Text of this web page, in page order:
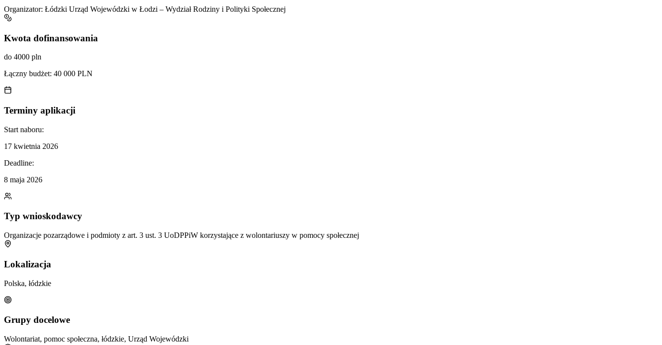
Organizator: Łódzki Urząd Wojewódzki w Łodzi – Wydział Rodziny i Polityki Społecznej
Kwota dofinansowania
do 4000 pln
Łączny budżet: 40 000 PLN
Terminy aplikacji
Start naboru:
17 kwietnia 2026
Deadline:
8 maja 2026
Typ wnioskodawcy
Organizacje pozarządowe i podmioty z art. 3 ust. 3 UoDPPiW korzystające z wolontariuszy w pomocy społecznej
Lokalizacja
Polska, łódzkie
Grupy docelowe
Wolontariat, pomoc społeczna, łódzkie, Urząd Wojewódzki